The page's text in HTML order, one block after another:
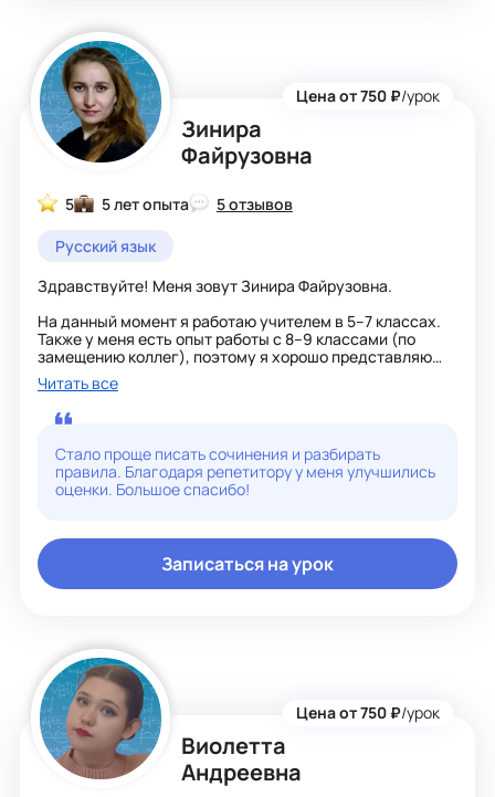
диалог. Моя задача — не прочитать лекцию, а сделать
ученика соучастником размышления. Даже когда мы
разбираем теорию, он не просто слушатель, а живой
участник обсуждения.
Зинира
Файрузовна
Цена от 750 ₽/урок
5 5 лет опыта
5 отзывов
Русский язык
Здравствуйте! Меня зовут Зинира Файрузовна.
На данный момент я работаю учителем в 5–7 классах.
Также у меня есть опыт работы с 8–9 классами (по
замещению коллег), поэтому я хорошо представляю
особенности разных возрастов и требования к
подготовке учеников.
Мой главный принцип в преподавании - объяснять темы
через игровые задания, интерактивные упражнения и
наглядные примеры. Такой подход помогает детям не
скучать, легче запоминать материал и не бояться
ошибаться.
Благодаря игровой манере общения я легко нахожу
общий язык с подростками. И уверена, что смогу так же
быстро поладить и с учениками начальных классов,
ведь для них игра - самый понятный и естественный
Читать все
Стало проще писать сочинения и разбирать
правила. Благодаря репетитору у меня улучшились
оценки. Большое спасибо!
Записаться на урок
Виолетта
Андреевна
Цена от 750 ₽/урок